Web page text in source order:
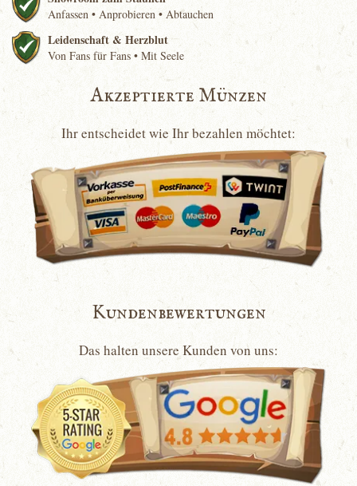
Anfassen • Anprobieren • Abtauchen
Leidenschaft & Herzblut
Von Fans für Fans • Mit Seele
Akzeptierte Münzen
Ihr entscheidet wie Ihr bezahlen möchtet:
Kundenbewertungen
Das halten unsere Kunden von uns: